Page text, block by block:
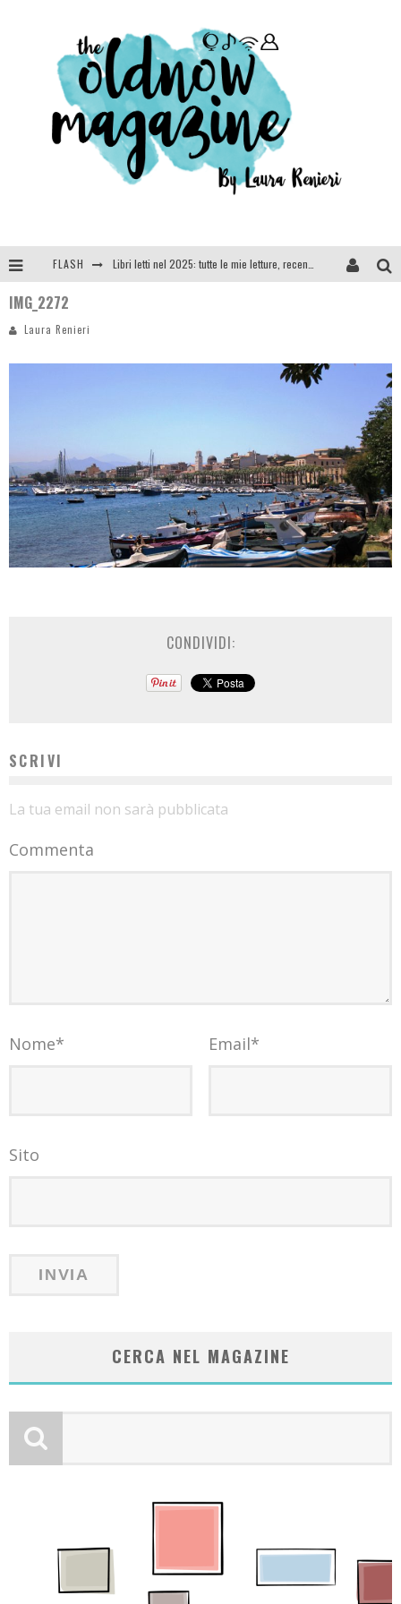
FLASH
Anya Taylor-Joy, Jisoo e Willow Smith protagoniste della nuova campagna Dior Addict
IMG_2272
Laura Renieri
CONDIVIDI:
SCRIVI
La tua email non sarà pubblicata
Commenta
Nome* Email*
Sito
CERCA NEL MAGAZINE